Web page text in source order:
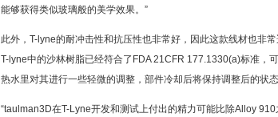
能够获得类似玻璃般的美学效果。”
此外，T-lyne的耐冲击性和抗压性也非常好，因此这款线材也非
T-lyne中的沙林树脂已经符合了FDA 21CFR 177.1330(a)标准，
热水里对其进行一些轻微的调整，部件冷却后将保持调整后的状
“taulman3D在T-Lyne开发和测试上付出的精力可能比除Alloy